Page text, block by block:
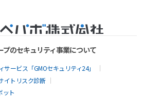
プのセキュリティ事業について
ービス「GMOセキュリティ24」
イトリスク診断
ット